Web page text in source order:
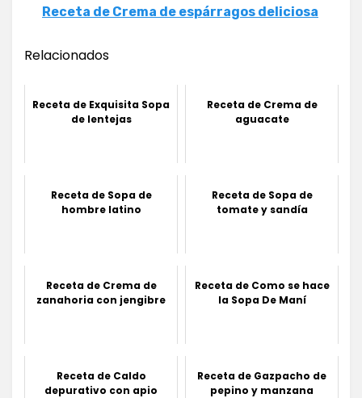
Receta de Crema de espárragos deliciosa
Relacionados
Receta de Exquisita Sopa
de lentejas
Receta de Crema de
aguacate
Receta de Sopa de
hombre latino
Receta de Sopa de
tomate y sandía
Receta de Crema de
zanahoria con jengibre
Receta de Como se hace
la Sopa De Maní
Receta de Caldo
depurativo con apio
Receta de Gazpacho de
pepino y manzana